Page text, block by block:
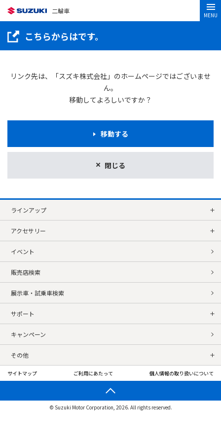
二輪車
MENU
こちらからはです。
リンク先は、「スズキ株式会社」のホームページではございませ
ん。
移動してよろしいですか？
閉じる
移動する
ラインアップ
アクセサリー
イベント
販売店検索
展示車・試乗車検索
サポート
キャンペーン
その他
サイトマップ ご利用にあたって 個人情報の取り扱いについて
© Suzuki Motor Corporation, 2026. All rights reserved.